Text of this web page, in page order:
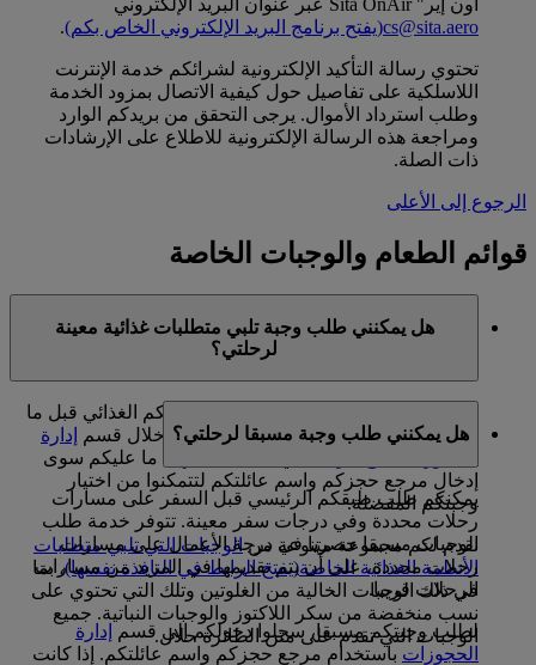
أون إير" Sita OnAir عبر عنوان البريد الإلكتروني
cs@sita.aero(يفتح برنامج البريد الإلكتروني الخاص بكم).
تحتوي رسالة التأكيد الإلكترونية لشرائكم خدمة الإنترنت
اللاسلكية على تفاصيل حول كيفية الاتصال بمزود الخدمة
وطلب استرداد الأموال. يرجى التحقق من بريدكم الوارد
ومراجعة هذه الرسالة الإلكترونية للاطلاع على الإرشادات
ذات الصلة.
الرجوع إلى الأعلى
قوائم الطعام والوجبات الخاصة
هل يمكنني طلب وجبة تلبي متطلبات غذائية معينة
لرحلتي؟
نعم، يمكنكم طلب وجبة خاصة تلبي نظامكم الغذائي قبل ما
يصل إلى 48 ساعة من موعد رحلتكم من خلال قسم
إدارة
. ما عليكم سوى
إدخال مرجع حجزكم واسم عائلتكم لتتمكنوا من اختيار
وجبتكم المفضلة.
نقدم لكم مجموعة متنوعة منالوجبات التي تلبي متطلبات
الأنظمة الغذائية الخاصة(يفتح الرابط في النافذة نفسها)، بما
في ذلك الوجبات الخالية من الغلوتين وتلك التي تحتوي على
نسب منخفضة من سكر اللاكتوز والوجبات النباتية. جميع
الوجبات التي تقدم على متن الطائرة حلال.
هل يمكنني طلب وجبة مسبقا لرحلتي؟
يمكنكم طلب طبقكم الرئيسي قبل السفر على مسارات
رحلات محددة وفي درجات سفر معينة. تتوفر خدمة طلب
الوجبات مسبقا حصريا في درجة الأعمال على مسارات
رحلات محددة، على أن يتم تقديمها في المزيد من مسارات
الرحلات قريبا.
لطلب وجبتكم مسبقا، سجلوا دخولكم إلى قسم
إدارة
الحجوزات باستخدام مرجع حجزكم واسم عائلتكم. إذا كانت